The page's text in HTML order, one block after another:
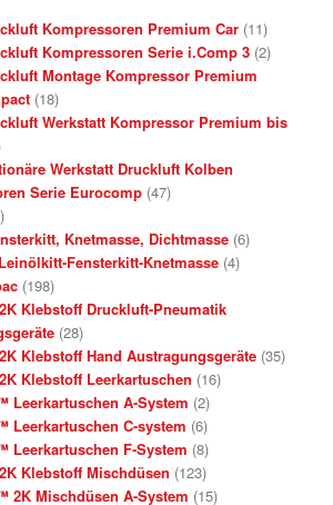
Kompressoren Premium Car (11)
Kompressoren Serie i.Comp 3 (2)
Montage Kompressor Premium
(18)
Werkstatt Kompressor Premium bis
Werkstatt Druckluft Kolben
Serie Eurocomp (47)
Knetmasse, Dichtmasse (6)
Fensterkitt-Knetmasse (4)
(198)
Klebstoff Druckluft-Pneumatik
(28)
Klebstoff Hand Austragungsgeräte (35)
Klebstoff Leerkartuschen (16)
Leerkartuschen A-System (2)
Leerkartuschen C-system (6)
Leerkartuschen F-System (8)
Klebstoff Mischdüsen (123)
2K Mischdüsen A-System (15)